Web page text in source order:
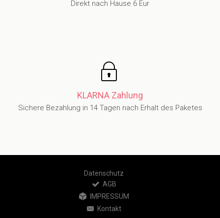
Direkt nach Hause 6 Eur
KLARNA Zahlung
Sichere Bezahlung in 14 Tagen nach Erhalt des Paketes
Datenschutz
AGB
IMPRESSUM
Kontakt